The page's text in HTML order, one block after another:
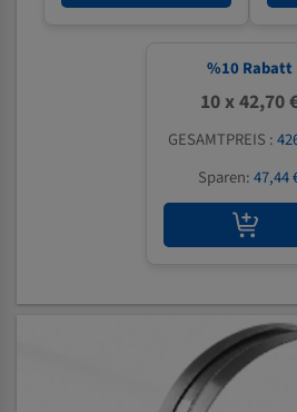
%10 Rabatt
10 x 42,70
GESAMTPREIS :
Sparen:47,44